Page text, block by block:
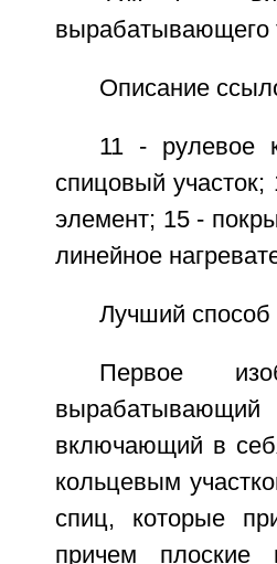
вырабатывающего
Описание
11 - рулевое
спицовый
элемент; 15 -
линейное
Лучший способ
Первое
вырабатывающий
включающий в
кольцевым
спиц, которые
причем плоские